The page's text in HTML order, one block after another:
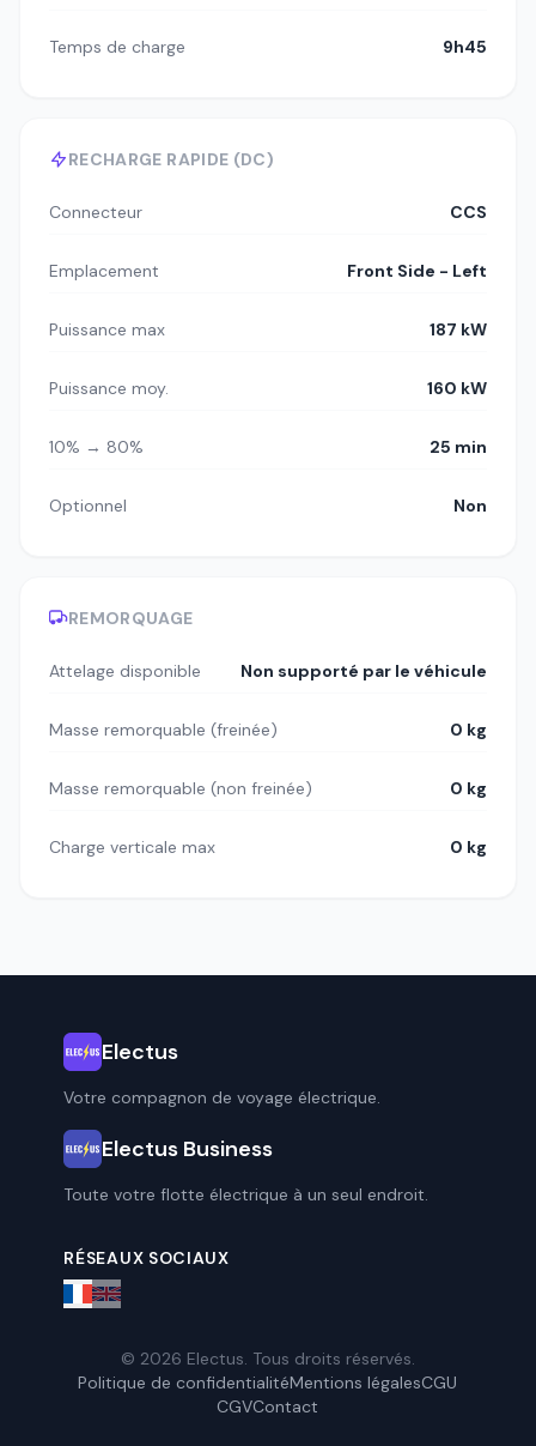
Temps de charge 9h45
RECHARGE RAPIDE (DC)
Connecteur CCS
Emplacement Front Side - Left
Puissance max 187 kW
Puissance moy. 160 kW
10% → 80% 25 min
Optionnel Non
REMORQUAGE
Attelage disponible Non supporté par le véhicule
Masse remorquable (freinée) 0 kg
Masse remorquable (non freinée) 0 kg
Charge verticale max 0 kg
Electus
Votre compagnon de voyage électrique.
Electus Business
Toute votre flotte électrique à un seul endroit.
RÉSEAUX SOCIAUX
© 2026 Electus. Tous droits réservés.
Politique de confidentialitéMentions légalesCGU
CGVContact